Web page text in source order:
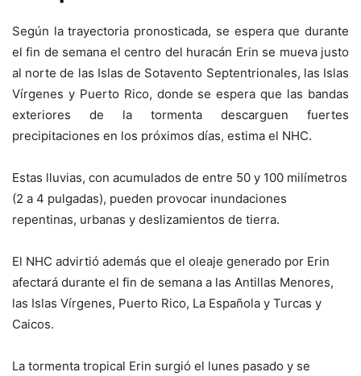
Según la trayectoria pronosticada, se espera que durante
el fin de semana el centro del huracán Erin se mueva justo
al norte de las Islas de Sotavento Septentrionales, las Islas
Vírgenes y Puerto Rico, donde se espera que las bandas
exteriores de la tormenta descarguen fuertes
precipitaciones en los próximos días, estima el NHC.
Estas lluvias, con acumulados de entre 50 y 100 milímetros
(2 a 4 pulgadas), pueden provocar inundaciones
repentinas, urbanas y deslizamientos de tierra.
El NHC advirtió además que el oleaje generado por Erin
afectará durante el fin de semana a las Antillas Menores,
las Islas Vírgenes, Puerto Rico, La Española y Turcas y
Caicos.
La tormenta tropical Erin surgió el lunes pasado y se